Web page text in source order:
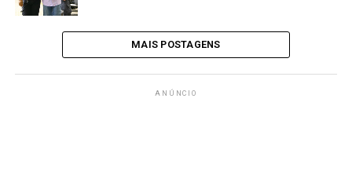
MAIS POSTAGENS
ANÚNCIO